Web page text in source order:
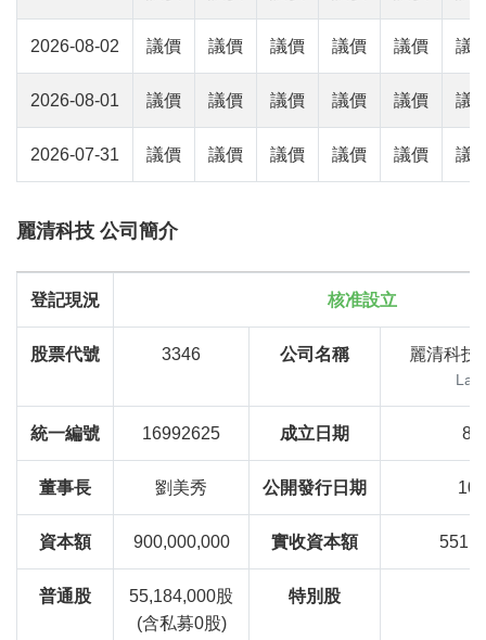
2026-08-02 議價 議價 議價 議價 議價 議
2026-08-01 議價 議價 議價 議價 議價 議
2026-07-31 議價 議價 議價 議價 議價 議
麗清科技 公司簡介
登記現況 核准設立
股票代號 3346 公司名稱 麗清科技
統一編號 16992625 成立日期
董事長 劉美秀 公開發行日期
資本額 900,000,000 實收資本額
普通股
55,184,000股
(含私募0股)
特別股